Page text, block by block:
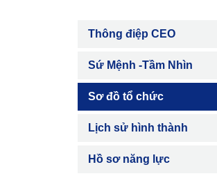
Thông điệp CEO
Sứ Mệnh -Tầm Nhìn
Sơ đồ tổ chức
Lịch sử hình thành
Hồ sơ năng lực